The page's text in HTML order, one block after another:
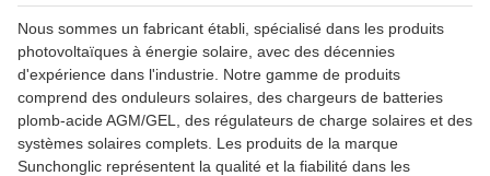
Nous sommes un fabricant établi, spécialisé dans les produits
photovoltaïques à énergie solaire, avec des décennies
d'expérience dans l'industrie. Notre gamme de produits
comprend des onduleurs solaires, des chargeurs de batteries
plomb-acide AGM/GEL, des régulateurs de charge solaires et des
systèmes solaires complets. Les produits de la marque
Sunchonglic représentent la qualité et la fiabilité dans les